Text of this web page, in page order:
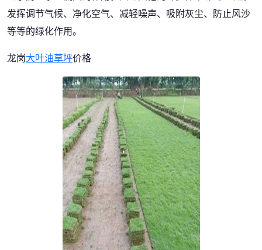
发挥调节气候、净化空气、减轻噪声、吸附灰尘、防止风沙
等等的绿化作用。
龙岗大叶油草坪价格